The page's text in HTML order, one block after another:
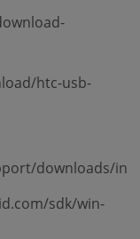
htc-usb-
downloads/
sdk/win-